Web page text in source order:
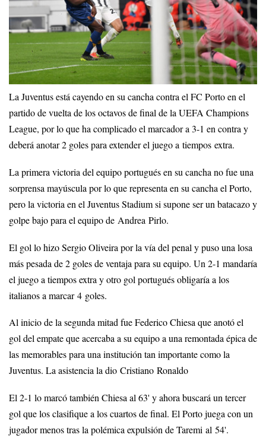
La Juventus está cayendo en su cancha contra el FC Porto en el
partido de vuelta de los octavos de final de la UEFA Champions
League, por lo que ha complicado el marcador a 3-1 en contra y
deberá anotar 2 goles para extender el juego a tiempos extra.
La primera victoria del equipo portugués en su cancha no fue una
sorprensa mayúscula por lo que representa en su cancha el Porto,
pero la victoria en el Juventus Stadium si supone ser un batacazo y
golpe bajo para el equipo de Andrea Pirlo.
El gol lo hizo Sergio Oliveira por la vía del penal y puso una losa
más pesada de 2 goles de ventaja para su equipo. Un 2-1 mandaría
el juego a tiempos extra y otro gol portugués obligaría a los
italianos a marcar 4 goles.
Al inicio de la segunda mitad fue Federico Chiesa que anotó el
gol del empate que acercaba a su equipo a una remontada épica de
las memorables para una institución tan importante como la
Juventus. La asistencia la dio Cristiano Ronaldo
El 2-1 lo marcó también Chiesa al 63' y ahora buscará un tercer
gol que los clasifique a los cuartos de final. El Porto juega con un
jugador menos tras la polémica expulsión de Taremi al 54'.